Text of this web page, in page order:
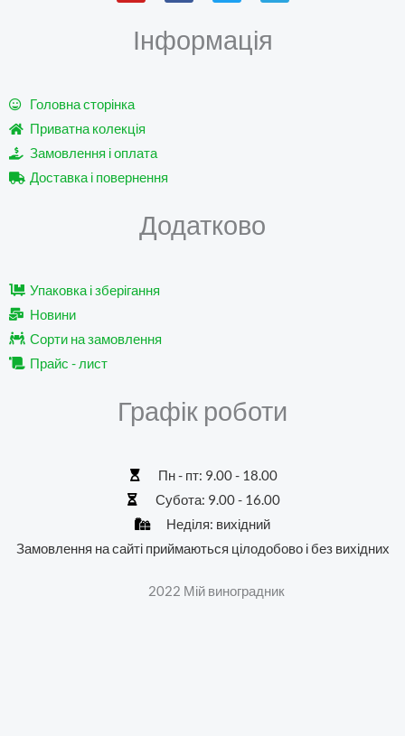
u
c
b
i
t
l
Інформація
Головна сторінка
Приватна колекція
Замовлення і оплата
Доставка і повернення
Додатково
Упаковка і зберігання
Новини
Сорти на замовлення
Прайс - лист
Графік роботи
Пн - пт: 9.00 - 18.00
Субота: 9.00 - 16.00
Неділя: вихідний
Замовлення на сайті приймаються цілодобово і без вихідних
2022 Мій виноградник